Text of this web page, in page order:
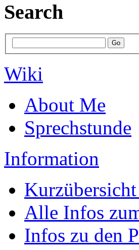
Search
Wiki
About Me
Sprechstunde
Information
Alle Infos
Infos zu den